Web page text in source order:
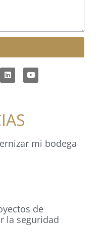
mi bodega
de
la seguridad